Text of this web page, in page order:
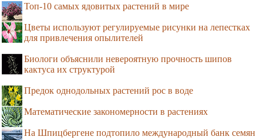
Топ-10 самых ядовитых растений в мире
Цветы используют регулируемые рисунки на лепестках
для привлечения опылителей
Биологи объяснили невероятную прочность шипов
кактуса их структурой
Предок однодольных растений рос в воде
Математические закономерности в растениях
На Шпицбергене подтопило международный банк семян